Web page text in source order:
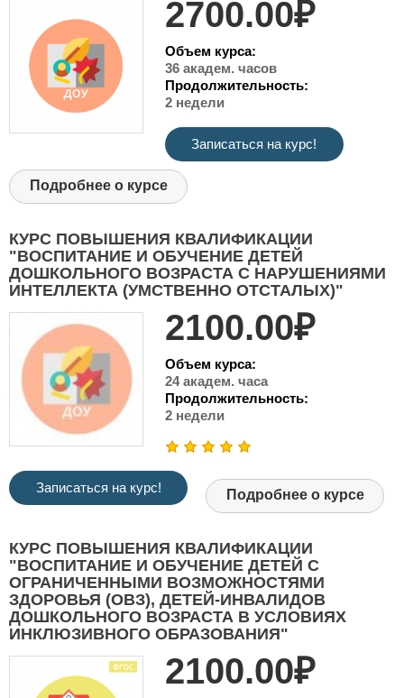
2700.00₽
Объем курса:
36 академ. часов
Продолжительность:
2 недели
Записаться на курс!
Подробнее о курсе
КУРС ПОВЫШЕНИЯ КВАЛИФИКАЦИИ
"ВОСПИТАНИЕ И ОБУЧЕНИЕ ДЕТЕЙ
ДОШКОЛЬНОГО ВОЗРАСТА С НАРУШЕНИЯМИ
ИНТЕЛЛЕКТА (УМСТВЕННО ОТСТАЛЫХ)"
2100.00₽
Объем курса:
24 академ. часа
Продолжительность:
2 недели
Записаться на курс! Подробнее о курсе
КУРС ПОВЫШЕНИЯ КВАЛИФИКАЦИИ
"ВОСПИТАНИЕ И ОБУЧЕНИЕ ДЕТЕЙ С
ОГРАНИЧЕННЫМИ ВОЗМОЖНОСТЯМИ
ЗДОРОВЬЯ (ОВЗ), ДЕТЕЙ-ИНВАЛИДОВ
ДОШКОЛЬНОГО ВОЗРАСТА В УСЛОВИЯХ
ИНКЛЮЗИВНОГО ОБРАЗОВАНИЯ"
2100.00₽